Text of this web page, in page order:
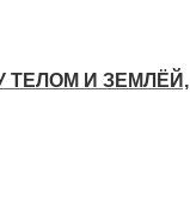
И ЗЕМЛЁЙ,